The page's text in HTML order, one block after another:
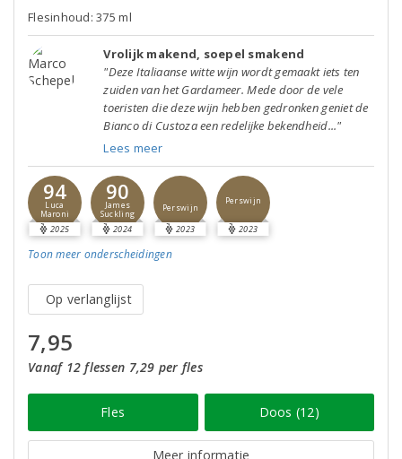
Flesinhoud: 375 ml
Vrolijk makend, soepel smakend
"Deze Italiaanse witte wijn wordt gemaakt iets ten
zuiden van het Gardameer. Mede door de vele
toeristen die deze wijn hebben gedronken geniet de
Bianco di Custoza een redelijke bekendheid..."
Lees meer
94
Luca
Maroni
2025
90
James
Suckling
2024
Perswijn
2023
Perswijn
2023
Toon meer onderscheidingen
Op verlanglijst
7,95
Vanaf 12 flessen 7,29 per fles
Fles Doos (12)
Meer informatie